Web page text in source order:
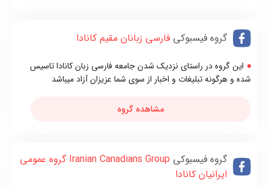
گروه فیسبوکی فارسی زبانان مقیم کانادا
این گروه در راستای نزدیک شدن جامعه فارسی زبان کانادا تاسیس
شده و هرگونه تبلیغات و اخبار از سوی شما عزیزان آزاد میباشد
مشاهده گروه
گروه فیسبوکی
Iranian Canadians Group گروه عمومی
ايرانیان کانادا